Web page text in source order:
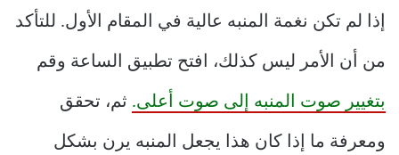
إذا لم تكن نغمة المنبه عالية في المقام الأول. للتأكد
من أن الأمر ليس كذلك، افتح تطبيق الساعة وقم
بتغيير صوت المنبه إلى صوت أعلى. ثم، تحقق
ومعرفة ما إذا كان هذا يجعل المنبه يرن بشكل